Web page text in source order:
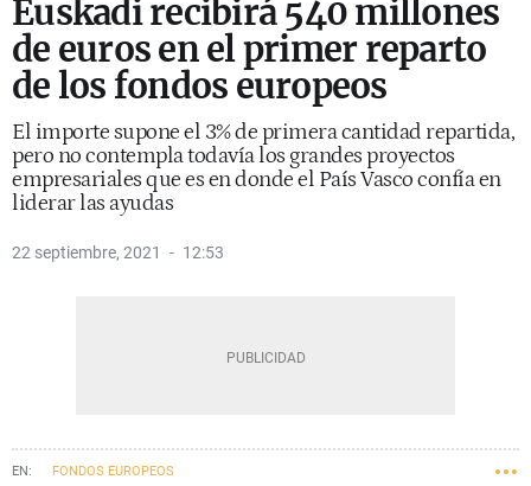
Euskadi recibirá 540 millones
de euros en el primer reparto
de los fondos europeos
El importe supone el 3% de primera cantidad repartida,
pero no contempla todavía los grandes proyectos
empresariales que es en donde el País Vasco confía en
liderar las ayudas
22 septiembre, 2021 12:53
FONDOS EUROPEOS